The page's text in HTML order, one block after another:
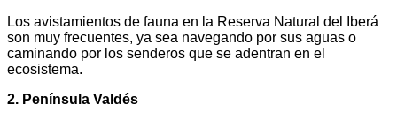
Los avistamientos de fauna en la Reserva Natural del Iberá
son muy frecuentes, ya sea navegando por sus aguas o
caminando por los senderos que se adentran en el
ecosistema.
2. Península Valdés